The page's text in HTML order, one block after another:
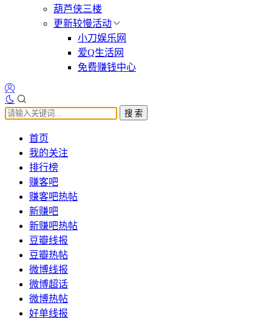
葫芦侠三楼
更新较慢活动
小刀娱乐网
爱Q生活网
免费赚钱中心
搜 索
首页
我的关注
排行榜
赚客吧
赚客吧热帖
新赚吧
新赚吧热帖
豆瓣线报
豆瓣热帖
微博线报
微博超话
微博热帖
好单线报